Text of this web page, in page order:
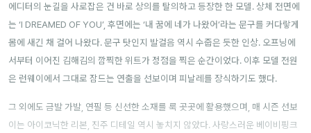
에디터의 눈길을 사로잡은 건 바로 상의를 탈의하고 등장한 한 모델. 상체 전면에
는 ‘I DREAMED OF YOU’, 후면에는 ‘내 꿈에 네가 나왔어’라는 문구를 커다랗게
몸에 새긴 채 걸어 나왔다. 문구 탓인지 발걸음 역시 수줍은 듯한 인상. 오프닝에
서부터 이어진 김해김의 깜찍한 위트가 정점을 찍은 순간이었다. 이후 모델 전원
은 런웨이에서 그대로 잠드는 연출을 선보이며 피날레를 장식하기도 했다.
그 외에도 금발 가발, 연필 등 신선한 소재를 룩 곳곳에 활용했으며, 매 시즌 선보
이는 아이코닉한 리본, 진주 디테일 역시 놓치지 않았다. 사랑스러운 베이비핑크